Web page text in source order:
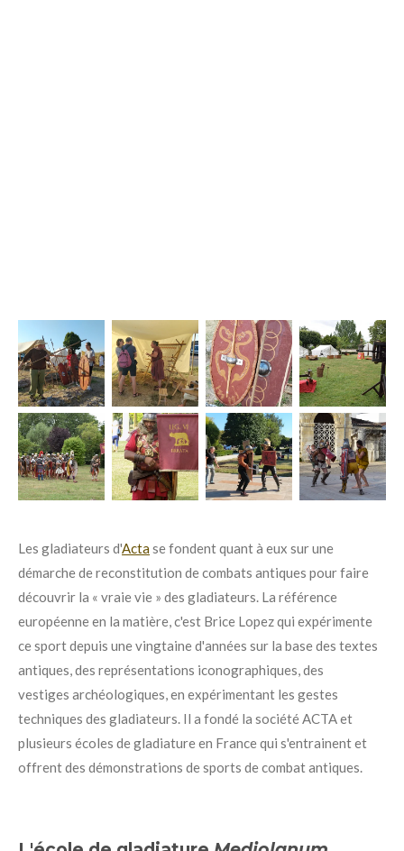
Les gladiateurs d'Actase fondent quant à eux sur une
démarche dereconstitution de combats antiques pour faire
découvrir la « vraie vie » des gladiateurs. La référence
européenne en la matière, c'est Brice Lopez qui expérimente
ce sport depuis une vingtaine d'années sur la base des textes
antiques, des représentations iconographiques, des
vestiges archéologiques, en expérimentant les gestes
techniques des gladiateurs. Il a fondé la société ACTA et
plusieurs écoles de gladiature en France qui s'entrainent et
offrentdes démonstrations de sports de combat antiques.